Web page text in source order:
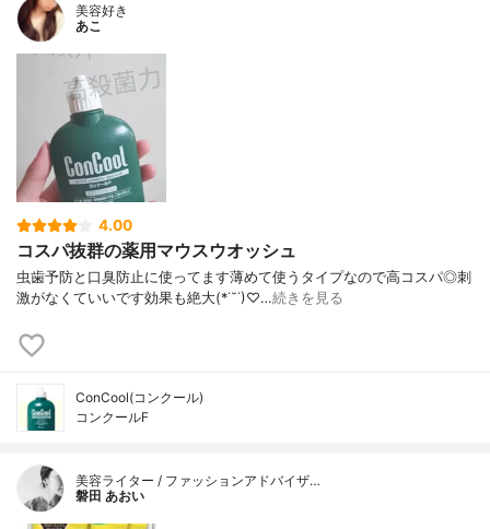
美容好き
あこ
4.00
コスパ抜群の薬用マウスウオッシュ
虫歯予防と口臭防止に使ってます薄めて使うタイプなので高コスパ◎刺
激がなくていいです効果も絶大(*˙˘˙)♡…続きを見る
ConCool(コンクール)
コンクールF
美容ライター / ファッションアドバイザ…
磐田 あおい